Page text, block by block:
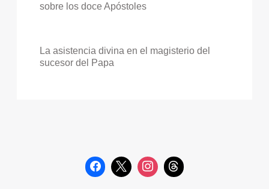
sobre los doce Apóstoles
La asistencia divina en el magisterio del
sucesor del Papa